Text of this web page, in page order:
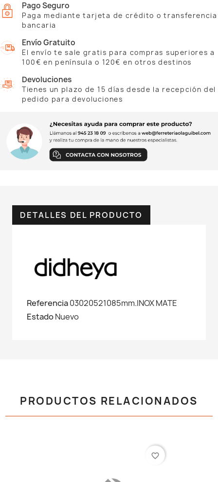
Pago Seguro
Paga mediante tarjeta de crédito o transferencia
bancaria
Envío Gratuito
El envío te sale gratis para compras superiores a
100€ en península o 120€ en otros destinos
Devoluciones
Tienes un plazo de 15 días desde la recepción del
pedido para devoluciones
DETALLES DEL PRODUCTO
Referencia03020521085mm.INOX MATE
EstadoNuevo
PRODUCTOS RELACIONADOS
favorite_border